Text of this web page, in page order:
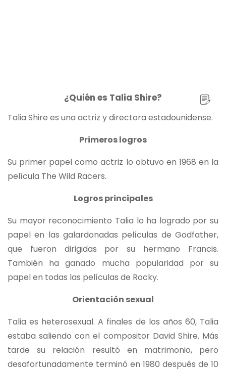
¿Quién es Talia Shire?
Talia Shire es una actriz y directora estadounidense.
Primeros logros
Su primer papel como actriz lo obtuvo en 1968 en la
película The Wild Racers.
Logros principales
Su mayor reconocimiento Talia lo ha logrado por su
papel en las galardonadas películas de Godfather,
que fueron dirigidas por su hermano Francis.
También ha ganado mucha popularidad por su
papel en todas las películas de Rocky.
Orientación sexual
Talia es heterosexual. A finales de los años 60, Talia
estaba saliendo con el compositor David Shire. Más
tarde su relación resultó en matrimonio, pero
desafortunadamente terminó en 1980 después de 10